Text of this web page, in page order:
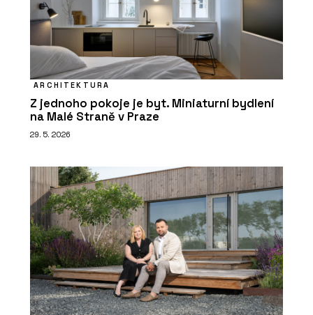
ARCHITEKTURA
Z jednoho pokoje je byt. Miniaturní bydlení
na Malé Straně v Praze
29. 5. 2026